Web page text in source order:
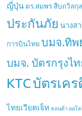
ญี่ปุ่น ดร.สมพร สืบถวิลกุล
ประกันภัย นางส
การบินไทย บมจ.ทิพ
บมจ. บัตรกรุงไท
KTCบัตรเค
ไทยเวียตเจ็ท ฮอนด้า ออโ